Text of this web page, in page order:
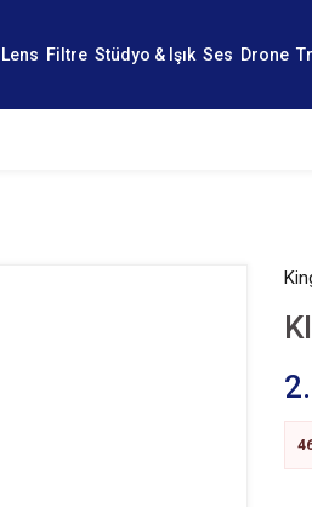
Lens Filtre Stüdyo & Işık Ses Drone